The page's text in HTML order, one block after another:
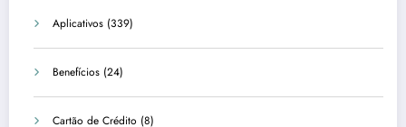
Aplicativos (339)
Benefícios (24)
Cartão de Crédito (8)